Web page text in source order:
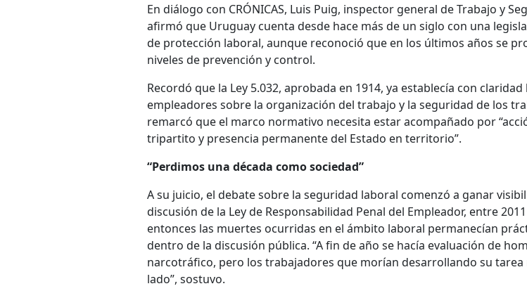
En diálogo con CRÓNICAS, Luis Puig, inspector general de Trabajo y
afirmó que Uruguay cuenta desde hace más de un siglo con una
de protección laboral, aunque reconoció que en los últimos años se
niveles de prevención y control.
Recordó que la Ley 5.032, aprobada en 1914, ya establecía con
empleadores sobre la organización del trabajo y la seguridad de los
remarcó que el marco normativo necesita estar acompañado por
tripartito y presencia permanente del Estado en territorio”.
“Perdimos una década como sociedad”
A su juicio, el debate sobre la seguridad laboral comenzó a ganar
discusión de la Ley de Responsabilidad Penal del Empleador, entre
entonces las muertes ocurridas en el ámbito laboral permanecían
dentro de la discusión pública. “A fin de año se hacía evaluación de
narcotráfico, pero los trabajadores que morían desarrollando su
lado”, sostuvo.